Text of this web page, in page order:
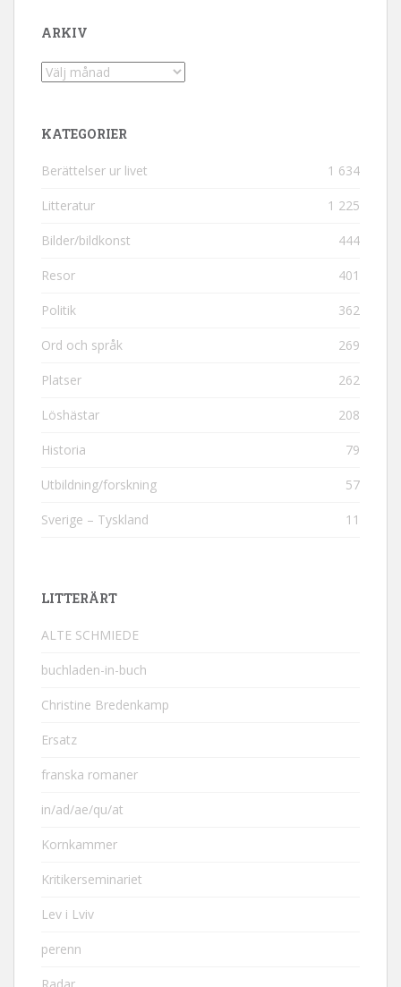
ARKIV
Arkiv
KATEGORIER
Berättelser ur livet 1 634
Litteratur 1 225
Bilder/bildkonst 444
Resor 401
Politik 362
Ord och språk 269
Platser 262
Löshästar 208
Historia 79
Utbildning/forskning 57
Sverige – Tyskland 11
LITTERÄRT
ALTE SCHMIEDE
buchladen-in-buch
Christine Bredenkamp
Ersatz
franska romaner
in/ad/ae/qu/at
Kornkammer
Kritikerseminariet
Lev i Lviv
perenn
Radar